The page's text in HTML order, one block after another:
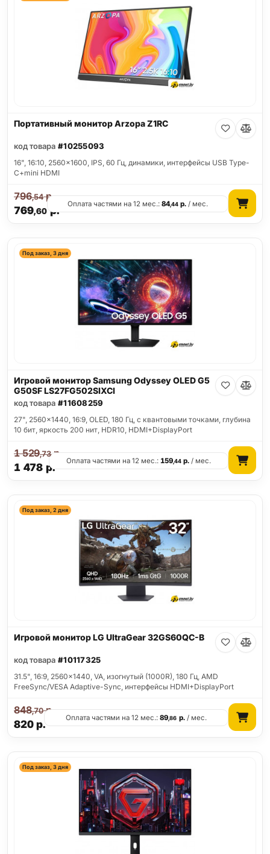
Портативный монитор Arzopa Z1RC
код товара #10255093
16", 16:10, 2560x1600, IPS, 60 Гц, динамики, интерфейсы USB Type-
C+mini HDMI
769,60р.
796,54р.
Оплата частями на 12 мес.:84,44 р. / мес.
Под заказ, 3 дня
Игровой монитор Samsung Odyssey OLED G5
G50SF LS27FG502SIXCI
код товара #11608259
27", 2560x1440, 16:9, OLED, 180 Гц, c квантовыми точками, глубина
10 бит, яркость 200 нит, HDR10, HDMI+DisplayPort
1 478 р.
1 529,73р.
Оплата частями на 12 мес.:159,44 р. / мес.
Под заказ, 2 дня
Игровой монитор LG UltraGear 32GS60QC-B
код товара #10117325
31.5", 16:9, 2560x1440, VA, изогнутый (1000R), 180 Гц, AMD
FreeSync/VESA Adaptive-Sync, интерфейсы HDMI+DisplayPort
820р.
848,70р.
Оплата частями на 12 мес.:89,86 р./ мес.
Под заказ, 3 дня